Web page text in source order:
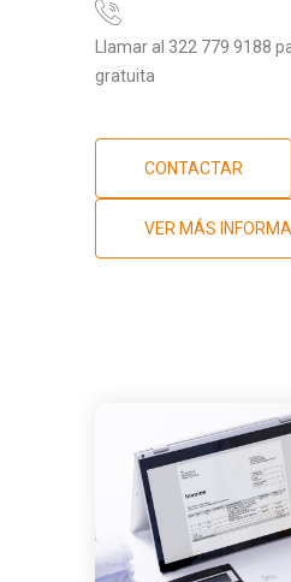
Llamar al 322 779 9188
gratuita
CONTACTAR
VER MÁS